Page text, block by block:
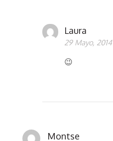
Laura
29 Mayo, 2014
😉
Montse